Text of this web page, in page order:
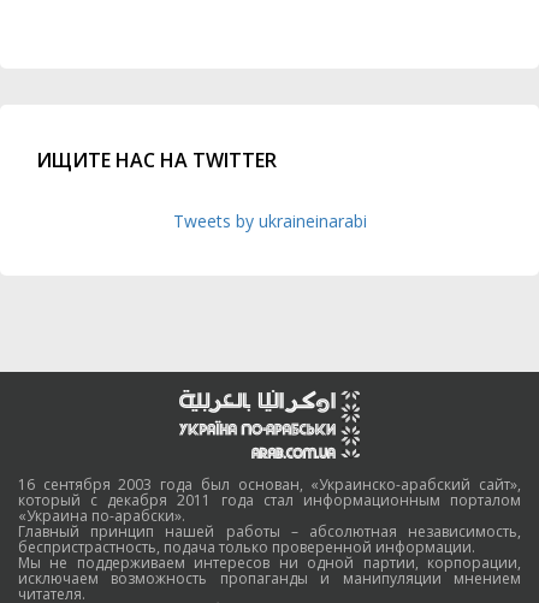
ИЩИТЕ НАС НА TWITTER
Tweets by ukraineinarabi
16 сентября 2003 года был основан, «Украинско-арабский сайт»,
который с декабря 2011 года стал информационным порталом
«Украина по-арабски».
Главный принцип нашей работы – абсолютная независимость,
беспристрастность, подача только проверенной информации.
Мы не поддерживаем интересов ни одной партии, корпорации,
исключаем возможность пропаганды и манипуляции мнением
читателя.